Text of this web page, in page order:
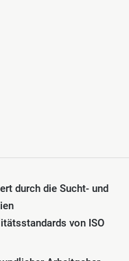
durch die Sucht- und
von ISO